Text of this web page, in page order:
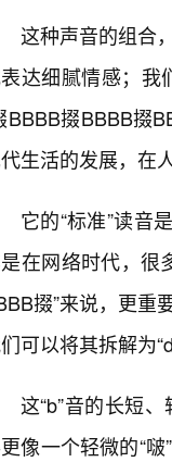
这种声音的组合
达细腻情感；我
BBBB掇BBBB掇
生活的发展，在
它的“标准”读音
在网络时代，很
掇”来说，更重
可以将其拆解为
这“b”音的长短
像一个轻微的“